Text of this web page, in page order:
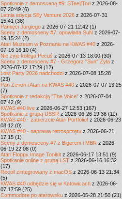
Spotkanie z demosceną #9: STeel/Tori z 2026-08-
07 20:49 (6)
Letnia edycja Silly Venture 2026 z 2026-07-31
15:41 (38)
Pamięci Jurgiego z 2026-07-21 12:42 (1)
Sceny z demosceny #7: opowiada SuN z 2026-07-
19 15:24 (2)
Atari Muzeum w Poznaniu na KWAS #40 z 2026-
07-16 16:10 (4)
Nie żyje kolega Pecuś z 2026-07-13 18:00 (30)
Sceny z demosceny #7 - Grzegorz "Sun" Żyła z
2026-07-12 17:29 (12)
Lost Party 2026 nadchodzi z 2026-07-08 15:28
(23)
Pan Zenon i Atari na KWAS #40 z 2026-07-07 13:25
(7)
Spotkanie z redakcją "The Voice" z 2026-07-04
07:42 (9)
KWAS #40 live z 2026-06-27 12:53 (167)
Spotkanie z grupą USSR z 2026-06-26 19:36 (11)
KWAS #40 - zabierzcie Atari Portfolio! z 2026-06-23
08:12 (0)
KWAS #40 - naprawa retrosprzętu z 2026-06-21
17:15 (1)
Sceny z demosceny #7 z Bigerem i MBR z 2026-
06-19 22:08 (0)
Atari Floppy Image Toolkit z 2026-06-17 13:51 (9)
Spotkanie online z grupą LST z 2026-06-16 16:32
(17)
Recoil zintegrowany z macOS z 2026-06-13 21:34
(5)
KWAS #40 odbędzie się w Katowicach z 2026-06-
07 17:59 (25)
Commodore po atarowsku z 2026-05-28 21:50 (21)